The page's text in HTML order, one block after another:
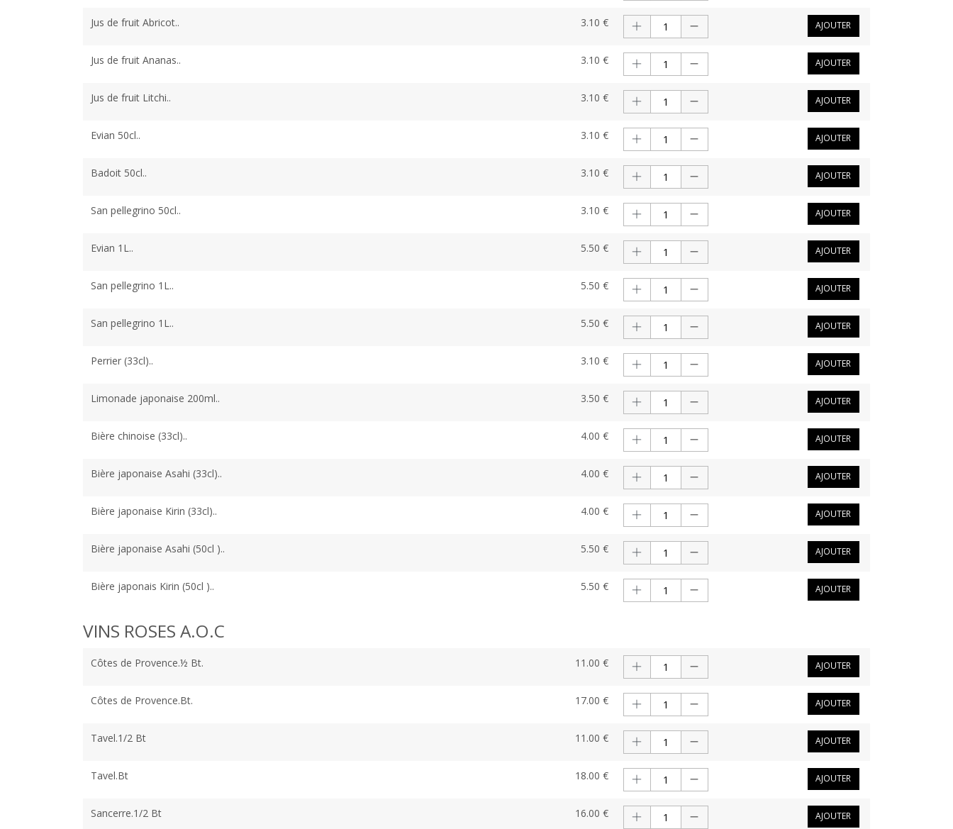
Jus de fruit Abricot.. 3.10 € AJOUTER
Jus de fruit Ananas.. 3.10 € AJOUTER
Jus de fruit Litchi.. 3.10 € AJOUTER
Evian 50cl.. 3.10 € AJOUTER
Badoit 50cl.. 3.10 € AJOUTER
San pellegrino 50cl.. 3.10 € AJOUTER
Evian 1L.. 5.50 € AJOUTER
San pellegrino 1L.. 5.50 € AJOUTER
San pellegrino 1L.. 5.50 € AJOUTER
Perrier (33cl).. 3.10 € AJOUTER
Limonade japonaise 200ml.. 3.50 € AJOUTER
Bière chinoise (33cl).. 4.00 € AJOUTER
Bière japonaise Asahi (33cl).. 4.00 € AJOUTER
Bière japonaise Kirin (33cl).. 4.00 € AJOUTER
Bière japonaise Asahi (50cl ).. 5.50 € AJOUTER
Bière japonais Kirin (50cl ).. 5.50 € AJOUTER
VINS ROSES A.O.C
Côtes de Provence.½ Bt. 11.00 € AJOUTER
Côtes de Provence.Bt. 17.00 € AJOUTER
Tavel.1/2 Bt 11.00 € AJOUTER
Tavel.Bt 18.00 € AJOUTER
Sancerre.1/2 Bt 16.00 € AJOUTER